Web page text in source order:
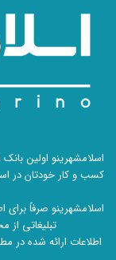
اسلامشهرینو اولین
کسب و کار خودتان در
اسلامشهرینو صرفاً برای
تبلیغاتی از
اطلاعات ارائه شده